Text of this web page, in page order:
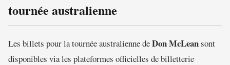
tournée australienne
Les billets pour la tournée australienne deDon McLeansont
disponibles via les plateformes officielles de billetterie